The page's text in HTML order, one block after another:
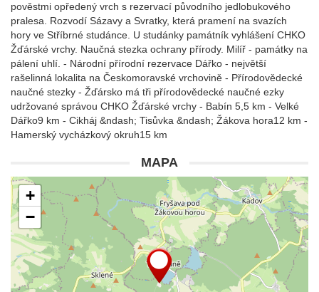
pověstmi opředený vrch s rezervací původního jedlobukového
pralesa. Rozvodí Sázavy a Svratky, která pramení na svazích
hory ve Stříbrné studánce. U studánky památník vyhlášení CHKO
Žďárské vrchy. Naučná stezka ochrany přírody. Milíř - památky na
pálení uhlí. - Národní přírodní rezervace Dářko - největší
rašelinná lokalita na Českomoravské vrchovině - Přírodovědecké
naučné stezky - Žďársko má tři přírodovědecké naučné ezky
udržované správou CHKO Žďárské vrchy - Babín 5,5 km - Velké
Dářko9 km - Cikháj &ndash; Tisůvka &ndash; Žákova hora12 km -
Hamerský vycházkový okruh15 km
MAPA
+
−